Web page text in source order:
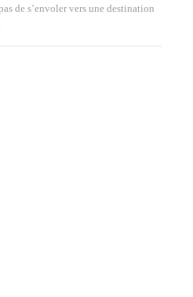
de s’envoler vers une destination